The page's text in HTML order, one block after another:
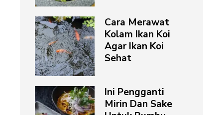
Cara Merawat
Kolam Ikan Koi
Agar Ikan Koi
Sehat
Ini Pengganti
Mirin Dan Sake